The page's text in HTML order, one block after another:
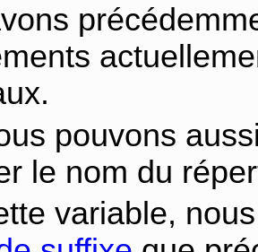
pouvons
le nom du
variable,